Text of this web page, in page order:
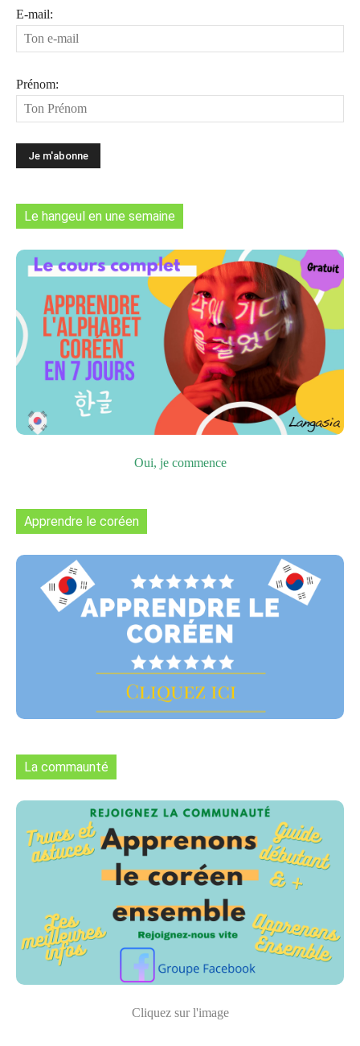
E-mail:
Prénom:
Le hangeul en une semaine
Oui, je commence
Apprendre le coréen
La commaunté
Cliquez sur l'image